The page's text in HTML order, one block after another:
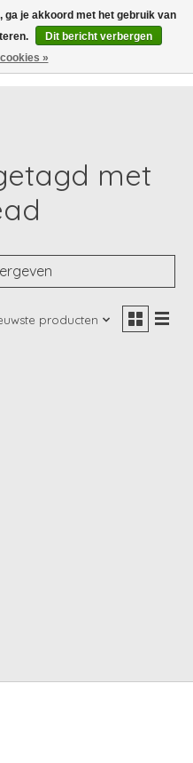
Verlanglijst
met
producten
ga je akkoord met het gebruik van
Dit bericht verbergen
»